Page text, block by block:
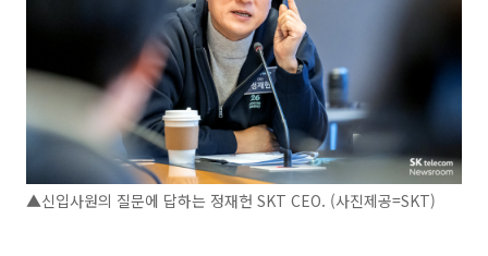
▲신입사원의 질문에 답하는 정재헌 SKT CEO. (사진제공=SKT)